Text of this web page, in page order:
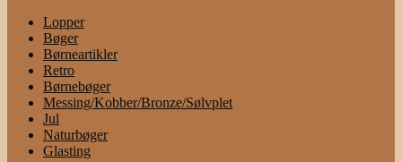
Lopper
Bøger
Børneartikler
Retro
Børnebøger
Messing/Kobber/Bronze/Sølvplet
Jul
Naturbøger
Glasting